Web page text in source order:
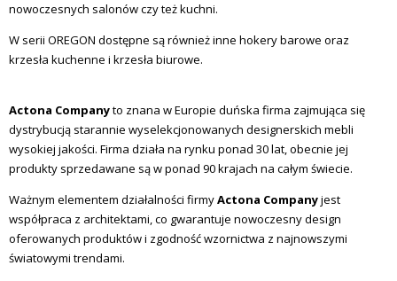
nowoczesnych salonów czy też kuchni.
W serii OREGON dostępne są również inne hokery barowe oraz
krzesła kuchenne i krzesła biurowe.
Actona Companyto znana w Europie duńska firma zajmująca się
dystrybucją starannie wyselekcjonowanych designerskich mebli
wysokiej jakości. Firma działa na rynku ponad 30 lat, obecnie jej
produkty sprzedawane są w ponad 90 krajach na całym świecie.
Ważnym elementem działalności firmyActona Companyjest
współpraca z architektami, co gwarantuje nowoczesny design
oferowanych produktów i zgodność wzornictwa z najnowszymi
światowymi trendami.